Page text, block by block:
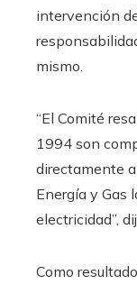
intervención
mismo.
“El Comité
1994 son
directamente
Energía y Gas
electricidad”,
Como